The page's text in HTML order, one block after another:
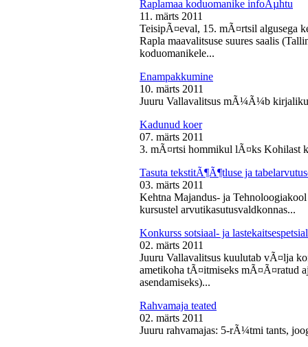
Raplamaa koduomanike infoÃµhtu
11. märts 2011
TeisipÃ¤eval, 15. mÃ¤rtsil algusega
Rapla maavalitsuse suures saalis
koduomanikele...
Enampakkumine
10. märts 2011
Juuru Vallavalitsus mÃ¼Ã¼b kirjaliku
Kadunud koer
07. märts 2011
3. mÃ¤rtsi hommikul lÃ¤ks Kohilast
Tasuta tekstitÃ¶Ã¶tluse ja
03. märts 2011
Kehtna Majandus- ja
kursustel arvutikasutusvaldkonnas...
Konkurss sotsiaal- ja
02. märts 2011
Juuru Vallavalitsus kuulutab vÃ¤lja
ametikoha tÃ¤itmiseks mÃ¤Ã¤ratud
asendamiseks)...
Rahvamaja teated
02. märts 2011
Juuru rahvamajas: 5-rÃ¼tmi tants,